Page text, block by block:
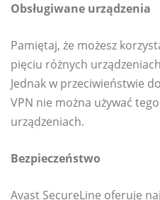
Obsługiwane urządzenia
Pamiętaj, że możesz
pięciu różnych
Jednak w przeciwieństwie
VPN nie można używać
urządzeniach.
Bezpieczeństwo
Avast SecureLine oferuje